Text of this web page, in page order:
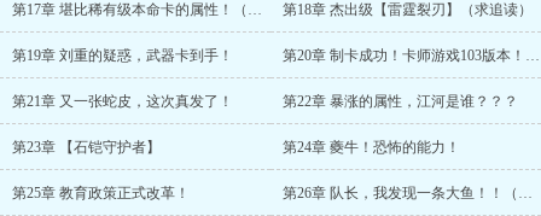
第17章 堪比稀有级本命卡的属性！（求追读） 第18章 杰出级【雷霆裂刃】（求追读）
第19章 刘重的疑惑，武器卡到手！ 第20章 制卡成功！卡师游戏103版本！（修）
第21章 又一张蛇皮，这次真发了！ 第22章 暴涨的属性，江河是谁？？？
第23章 【石铠守护者】 第24章 夔牛！恐怖的能力！
第25章 教育政策正式改革！ 第26章 队长，我发现一条大鱼！！（修）